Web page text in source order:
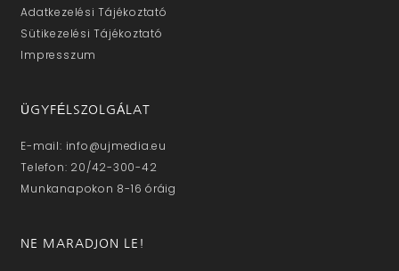
Adatkezelési Tájékoztató
Sütikezelési Tájékoztató
Impresszum
ÜGYFÉLSZOLGÁLAT
E-mail: info@ujmedia.eu
Telefon: 20/42-300-42
Munkanapokon 8-16 óráig
NE MARADJON LE!